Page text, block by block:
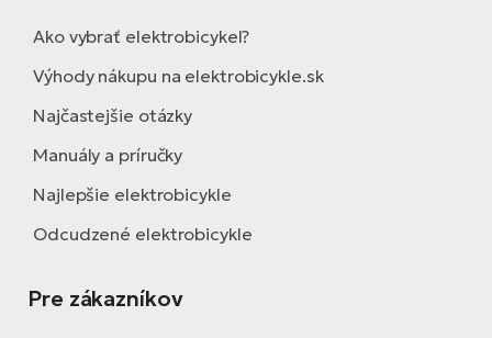
Ako vybrať elektrobicykel?
Výhody nákupu na elektrobicykle.sk
Najčastejšie otázky
Manuály a príručky
Najlepšie elektrobicykle
Odcudzené elektrobicykle
Pre zákazníkov